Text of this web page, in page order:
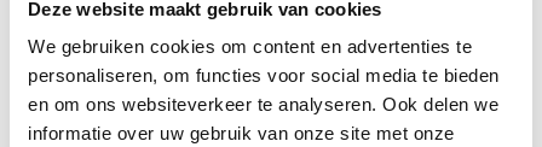
Deze website maakt gebruik van cookies
We gebruiken cookies om content en advertenties te
personaliseren, om functies voor social media te bieden
en om ons websiteverkeer te analyseren. Ook delen we
informatie over uw gebruik van onze site met onze
Welkom in onze veelzijdige aula, een ruimte die
zich perfect leent voor zowel zakelijke
vergaderingen (met een vaste beamer voor je
presentaties) als voor dansliefhebbers. Wat deze